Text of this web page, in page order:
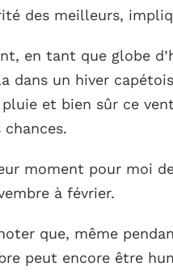
des meilleurs,
en tant que globe
dans un hiver
et bien sûr ce
moment pour moi
à février.
que, même
peut encore être